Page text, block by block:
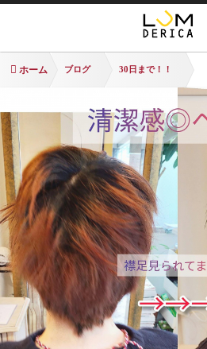
ホーム ブログ 30日まで！！